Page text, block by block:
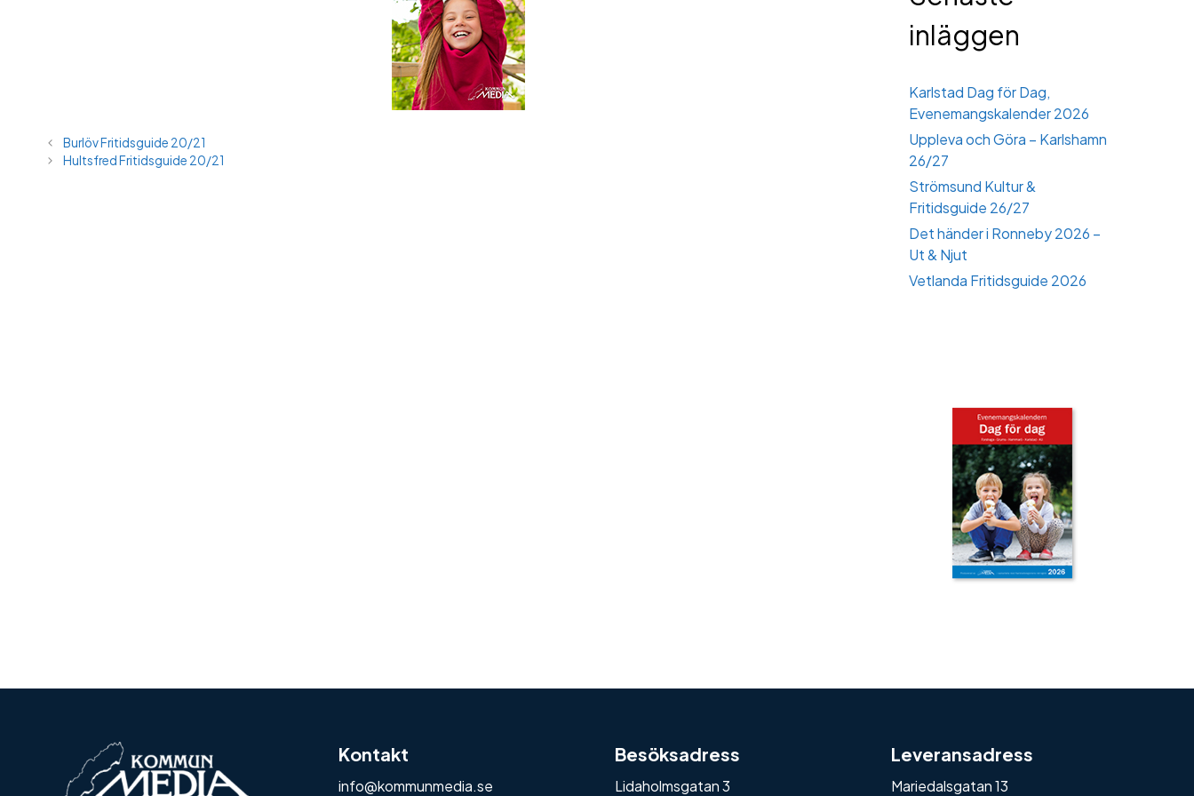
Burlöv Fritidsguide 20/21
Hultsfred Fritidsguide 20/21
inläggen
Karlstad Dag för Dag,
Evenemangskalender 2026
Uppleva och Göra – Karlshamn
26/27
Strömsund Kultur &
Fritidsguide 26/27
Det händer i Ronneby 2026 –
Ut & Njut
Vetlanda Fritidsguide 2026
Kontakt
info@kommunmedia.se
Besöksadress
Lidaholmsgatan 3
Leveransadress
Mariedalsgatan 13